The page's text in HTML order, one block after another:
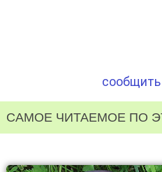
САМОЕ ЧИТАЕМОЕ ПО